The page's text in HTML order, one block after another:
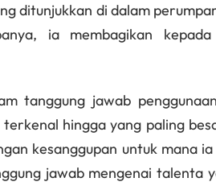
ditunjukkan di dalam
ia membagikan
tanggung jawab
hingga yang paling
kesanggupan untuk mana
jawab mengenai talenta